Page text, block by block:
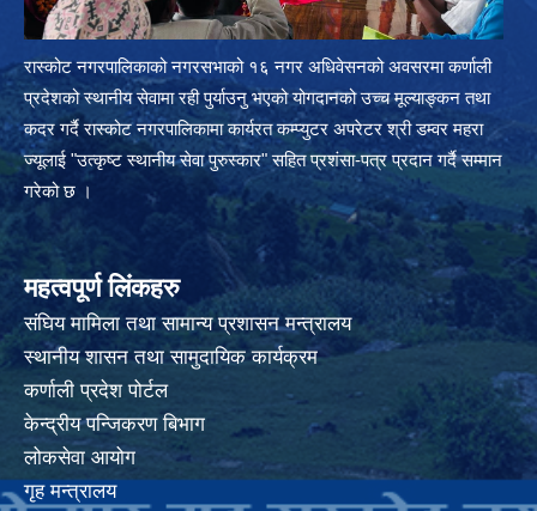
रास्कोट नगरपालिकाको नगरसभाको १६ नगर अधिवेसनको अवसरमा कर्णाली
प्रदेशको स्थानीय सेवामा रही पुर्याउनु भएको योगदानको उच्च मूल्याङ्कन तथा
कदर गर्दै रास्कोट नगरपालिकामा कार्यरत कम्प्युटर अपरेटर श्री डम्वर महरा
ज्यूलाई "उत्कृष्ट स्थानीय सेवा पुरुस्कार" सहित प्रशंसा-पत्र प्रदान गर्दै सम्मान
गरेको छ ।
महत्वपूर्ण लिंकहरु
संघिय मामिला तथा सामान्य प्रशासन मन्त्रालय
स्थानीय शासन तथा सामुदायिक कार्यक्रम
कर्णाली प्रदेश पोर्टल
केन्द्रीय पन्जिकरण बिभाग
लोकसेवा आयोग
गृह मन्त्रालय